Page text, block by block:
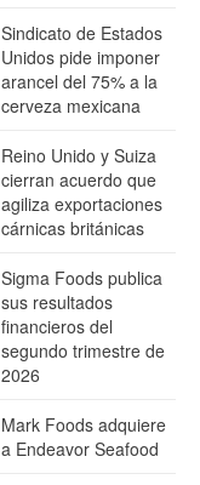
Sindicato de Estados
Unidos pide imponer
arancel del 75% a la
cerveza mexicana
Reino Unido y Suiza
cierran acuerdo que
agiliza exportaciones
cárnicas británicas
Sigma Foods publica
sus resultados
financieros del
segundo trimestre de
2026
Mark Foods adquiere
a Endeavor Seafood